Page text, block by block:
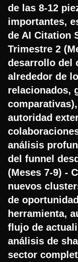
de las 8-12
importantes,
de AI Citation
Trimestre 2
desarrollo del
alrededor de
relacionados,
autoridad
análisis
del funnel
(Meses 7-9) -
nuevos
de
herramienta,
flujo de
análisis de
sector